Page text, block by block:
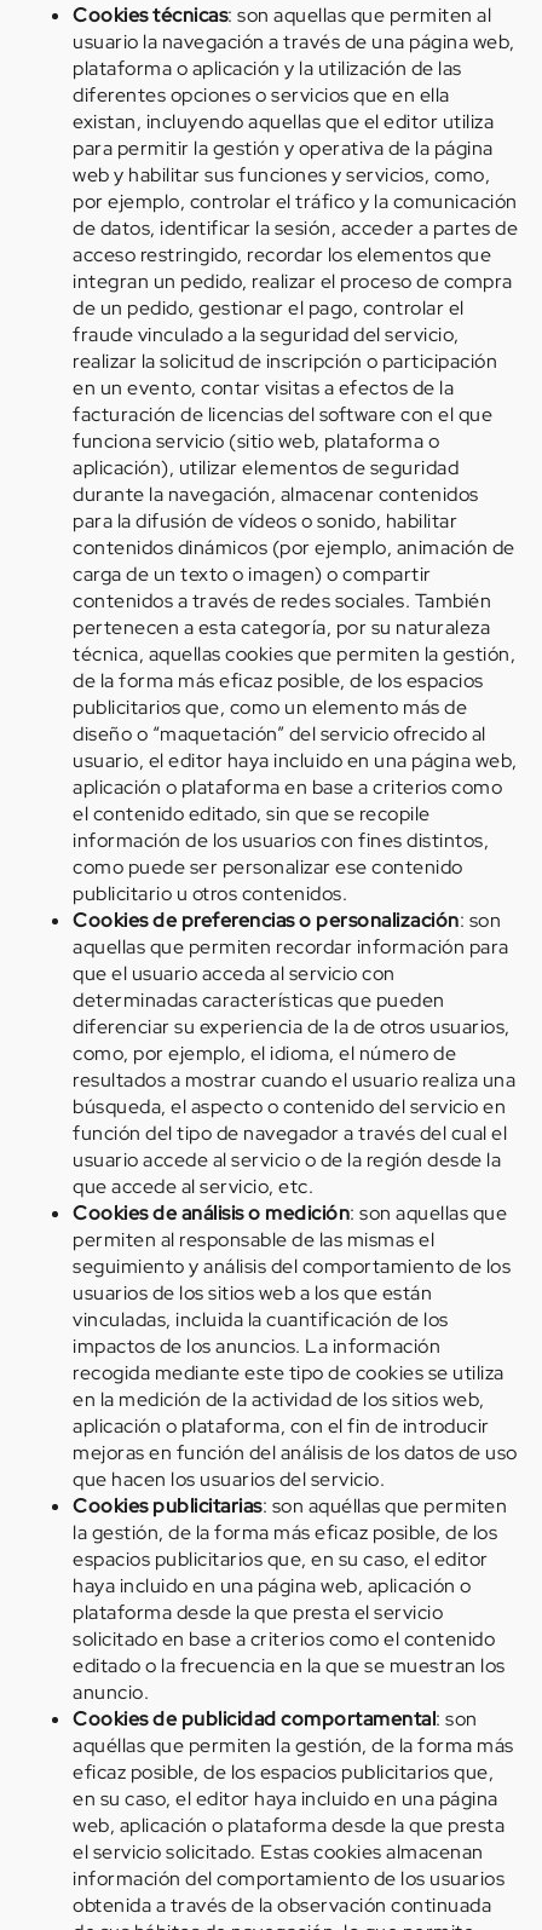
Cookies técnicas: son aquellas que permiten al
usuario la navegación a través de una página web,
plataforma o aplicación y la utilización de las
diferentes opciones o servicios que en ella
existan, incluyendo aquellas que el editor utiliza
para permitir la gestión y operativa de la página
web y habilitar sus funciones y servicios, como,
por ejemplo, controlar el tráfico y la comunicación
de datos, identificar la sesión, acceder a partes de
acceso restringido, recordar los elementos que
integran un pedido, realizar el proceso de compra
de un pedido, gestionar el pago, controlar el
fraude vinculado a la seguridad del servicio,
realizar la solicitud de inscripción o participación
en un evento, contar visitas a efectos de la
facturación de licencias del software con el que
funciona servicio (sitio web, plataforma o
aplicación), utilizar elementos de seguridad
durante la navegación, almacenar contenidos
para la difusión de vídeos o sonido, habilitar
contenidos dinámicos (por ejemplo, animación de
carga de un texto o imagen) o compartir
contenidos a través de redes sociales. También
pertenecen a esta categoría, por su naturaleza
técnica, aquellas cookies que permiten la gestión,
de la forma más eficaz posible, de los espacios
publicitarios que, como un elemento más de
diseño o “maquetación” del servicio ofrecido al
usuario, el editor haya incluido en una página web,
aplicación o plataforma en base a criterios como
el contenido editado, sin que se recopile
información de los usuarios con fines distintos,
como puede ser personalizar ese contenido
publicitario u otros contenidos.
Cookies de preferencias o personalización: son
aquellas que permiten recordar información para
que el usuario acceda al servicio con
determinadas características que pueden
diferenciar su experiencia de la de otros usuarios,
como, por ejemplo, el idioma, el número de
resultados a mostrar cuando el usuario realiza una
búsqueda, el aspecto o contenido del servicio en
función del tipo de navegador a través del cual el
usuario accede al servicio o de la región desde la
que accede al servicio, etc.
Cookies de análisis o medición: son aquellas que
permiten al responsable de las mismas el
seguimiento y análisis del comportamiento de los
usuarios de los sitios web a los que están
vinculadas, incluida la cuantificación de los
impactos de los anuncios. La información
recogida mediante este tipo de cookies se utiliza
en la medición de la actividad de los sitios web,
aplicación o plataforma, con el fin de introducir
mejoras en función del análisis de los datos de uso
que hacen los usuarios del servicio.
Cookies publicitarias: son aquéllas que permiten
la gestión, de la forma más eficaz posible, de los
espacios publicitarios que, en su caso, el editor
haya incluido en una página web, aplicación o
plataforma desde la que presta el servicio
solicitado en base a criterios como el contenido
editado o la frecuencia en la que se muestran los
anuncio.
Cookies de publicidad comportamental: son
aquéllas que permiten la gestión, de la forma más
eficaz posible, de los espacios publicitarios que,
en su caso, el editor haya incluido en una página
web, aplicación o plataforma desde la que presta
el servicio solicitado. Estas cookies almacenan
información del comportamiento de los usuarios
obtenida a través de la observación continuada